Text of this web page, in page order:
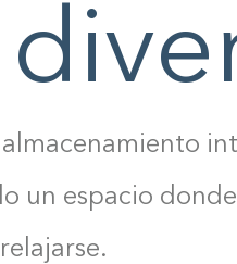
un espacio